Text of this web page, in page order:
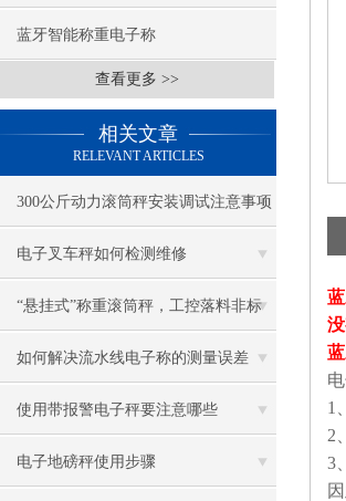
蓝牙智能称重电子称
查看更多 >>
相关文章
RELEVANT ARTICLES
300公斤动力滚筒秤安装调试注意事项
电子叉车秤如何检测维修
“悬挂式”称重滚筒秤，工控落料非标
电子称
如何解决流水线电子称的测量误差
使用带报警电子秤要注意哪些
电子地磅秤使用步骤
1
2
3